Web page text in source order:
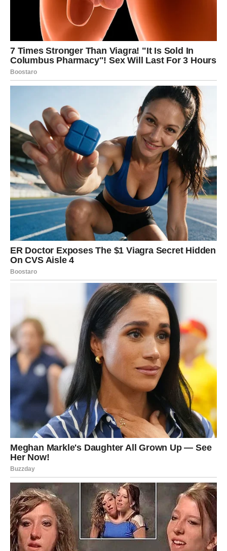
začinima ili sirom. Ne zahtijeva posebne alate: potrebni su
samo zdjela, tava i ribež. Ovo jelo, slično našim hrskavim
palačinkama od krumpira i luka, dobro se slaže s namirnicama
za doručak kao što su quiche od špinata ili muffini s jajima, što
ga čini idealnim za posluživanje većih grupa.
Potrebni su sljedeći sastojci: tri jaja, 300 mililitara mlijeka,
140 grama brašna, jedna žličica praška za pecivo, jedna
tikvica, jedan krumpir, sol po ukusu, nasjeckani mladi luk,
nasjeckani svježi peršin i biljno ulje za prženje.
1. Započnite s pripremom povrća.
Proces počinje ribanjem tikvica i krumpira koristeći grubu
stranu ribeža. Nakon toga, ključni korak uključuje ekstrakciju
tekućine. Naribano povrće se zamota u čistu kuhinjsku krpu i
čvrsto zarola. Ako izostavite ovaj korak, palačinke će biti
mokre i guste. Nakon što se ukloni vlaga, povrće se prebaci u
veliku zdjelu za miješanje.
2. Pripremite tijesto
U posebnoj posudi umutite jaja i mlijeko dok ne postanu
pjenasti. Postupno se dodaju brašno i prašak za pecivo,
miješajući dok smjesa ne postane glatka i bez grudica.
Smjesu od jaja umiješajte u naribano povrće, zatim dodajte
mladi luk, peršin i sol. Rezultat je gusto tijesto koje se lako
uzima žlicom i evocira aromu nedjeljnog bruncha.
3. Priprema obroka u rinfuzi
U neprianjajućoj tavi zagrijte 1-2 žlice ulja na srednje jakoj
vatri. Pažljivo žlicom stavljajte tijesto u tavu, stvarajući male
krugove promjera otprilike 7-10 cm.
Hranu pripremite tako da je pečete 2 do 3 minute sa svake
strane ili dok ne dobije zlatnosmeđu boju i hrskavu vanjštinu.
Nakon što ste gotovi, premjestite kuhane namirnice na tanjur
obložen papirnatim ručnicima dok nastavite s kuhanjem
sljedeće serije.
Dosljedno procjenjujem početnu seriju za začinjavanje,
povremeno zahtijevajući prilagodbe sadržaja soli. Nakon
pečenja pogodni su za posluživanje topli. Obično pripremam
jednostavan umak za umakanje koji se sastoji od grčkog
jogurta, češnjaka i limuna ili ih popratim salatom od svježih
krastavaca kao revitalizirajući prilog.